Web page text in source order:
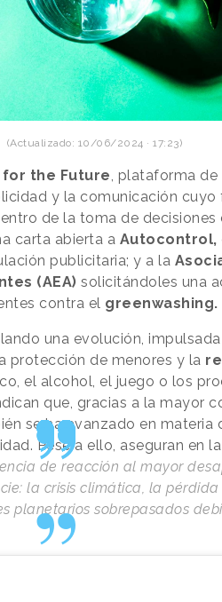
(Actualizado: 10/06/2024 · 17:23)
the Future, plataforma de
y la comunicación cuyo
de la toma de decisiones
carta abierta a Autocontrol,
publicitaria; y a la
(AEA) solicitándoles una
contra el greenwashing.
una evolución,
protección de menores y la
el alcohol, el juego o los
que, gracias a la mayor
se ha avanzado en materia
Pese a ello, aseguran en
de reacción al mayor
la crisis climática, la
planetarios sobrepasados